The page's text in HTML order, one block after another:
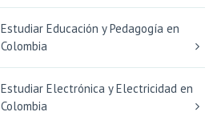
Estudiar Educación y Pedagogía en
Colombia
Estudiar Electrónica y Electricidad en
Colombia